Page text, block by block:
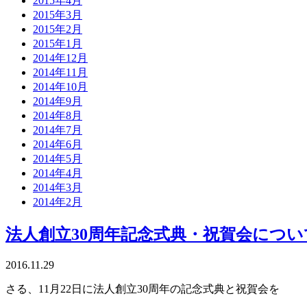
2015年3月
2015年2月
2015年1月
2014年12月
2014年11月
2014年10月
2014年9月
2014年8月
2014年7月
2014年6月
2014年5月
2014年4月
2014年3月
2014年2月
法人創立30周年記念式典・祝賀会につ
2016.11.29
さる、11月22日に法人創立30周年の記念式典と祝賀会を